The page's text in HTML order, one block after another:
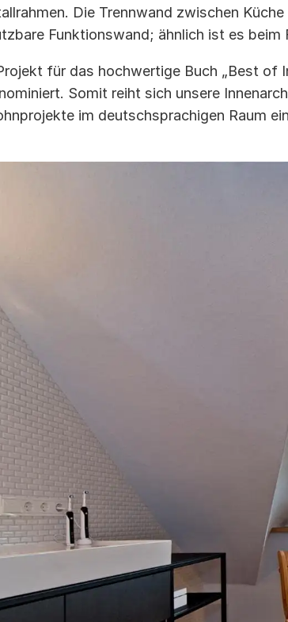
Die Trennwand zwischen
Funktionswand; ähnlich ist es beim
für das hochwertige Buch „Best of
Somit reiht sich unsere
im deutschsprachigen Raum